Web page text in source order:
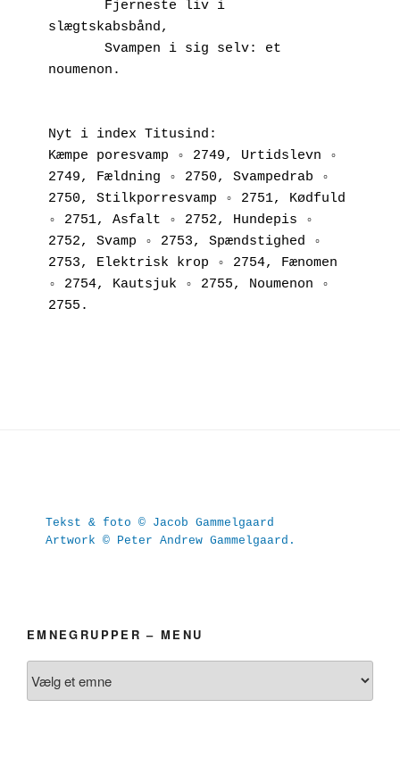
slægtskabsbånd,
noumenon.
Nyt i index Titusind:
Kæmpe poresvamp ◦ 2749, Urtidslevn ◦
2749, Fældning ◦ 2750, Svampedrab ◦
2750, Stilkporresvamp ◦ 2751, Kødfuld
◦ 2751, Asfalt ◦ 2752, Hundepis ◦
2752, Svamp ◦ 2753, Spændstighed ◦
2753, Elektrisk krop ◦ 2754, Fænomen
◦ 2754, Kautsjuk ◦ 2755, Noumenon ◦
2755.
Tekst & foto © Jacob Gammelgaard
Artwork © Peter Andrew Gammelgaard.
EMNEGRUPPER – MENU